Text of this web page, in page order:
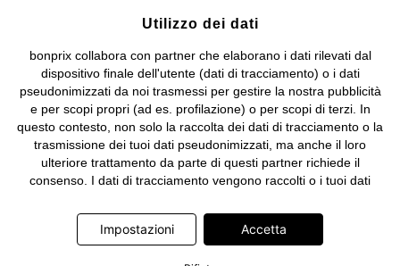
Utilizzo dei dati
bonprix collabora con partner che elaborano i dati rilevati dal
dispositivo finale dell'utente (dati di tracciamento) o i dati
pseudonimizzati da noi trasmessi per gestire la nostra pubblicità
e per scopi propri (ad es. profilazione) o per scopi di terzi. In
questo contesto, non solo la raccolta dei dati di tracciamento o la
trasmissione dei tuoi dati pseudonimizzati, ma anche il loro
ulteriore trattamento da parte di questi partner richiede il
consenso. I dati di tracciamento vengono raccolti o i tuoi dati
pulsante "Accetta" nel banner di www.bonprix.it. I partner sono le
seguenti società: Adjust GmbH, Criteo SA, Google Ireland
Impostazioni Accetta